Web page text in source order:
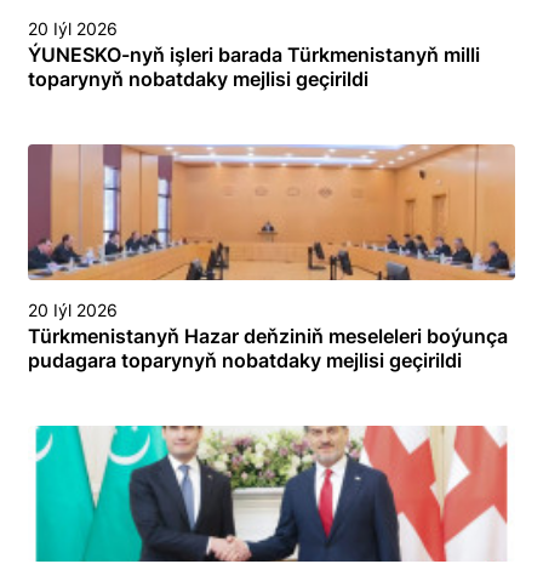
20 Iýl 2026
ÝUNESKO-nyň işleri barada Türkmenistanyň milli
toparynyň nobatdaky mejlisi geçirildi
20 Iýl 2026
Türkmenistanyň Hazar deňziniň meseleleri boýunça
pudagara toparynyň nobatdaky mejlisi geçirildi